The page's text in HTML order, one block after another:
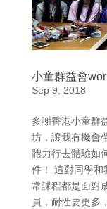
小童群益會
Sep 9, 2018
多謝香港小童群
坊，讓我有機會
體力行去體驗如
件！ 這對同學和
常課程都是面對
員，耐性要更多